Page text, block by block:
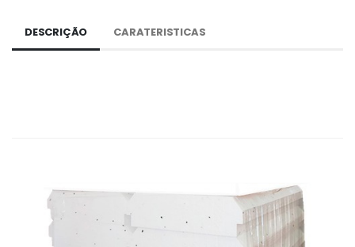
DESCRIÇÃO CARATERISTICAS